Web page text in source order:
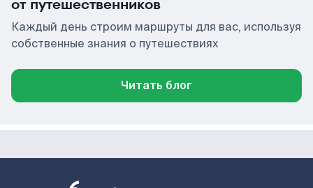
от путешественников
Каждый день строим маршруты для вас, используя
собственные знания о путешествиях
Читать блог